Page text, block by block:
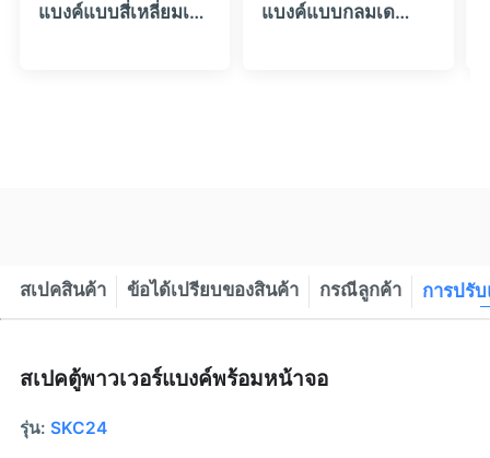
แบงค์แบบสี่เหลี่ยมเด
แบงค์แบบกลมเด
สเปคสินค้า ข้อได้เปรียบของสินค้า กรณีลูกค้า การปรั
สเปคตู้พาวเวอร์แบงค์พร้อมหน้าจอ
รุ่น: SKC24